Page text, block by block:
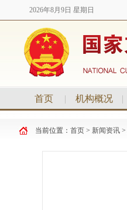
2026年8月9日 星期日
首页 | 机构概况 |
当前位置： 首页 > 新闻资讯 >